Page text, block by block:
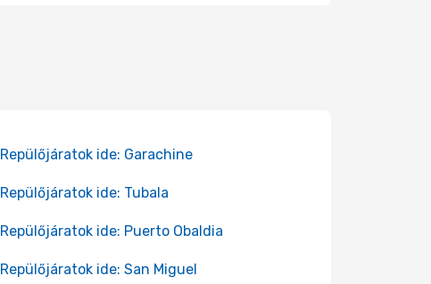
Repülőjáratok ide: Garachine
Repülőjáratok ide: Tubala
Repülőjáratok ide: Puerto Obaldia
Repülőjáratok ide: San Miguel